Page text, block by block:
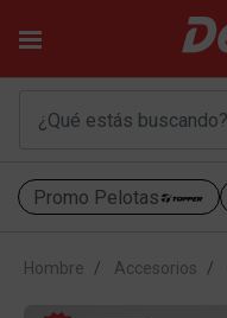
Promo Pelotas
Hombre Accesorios